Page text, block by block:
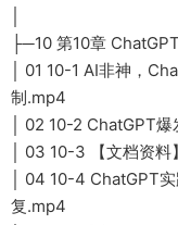
├─10 第10章
│ 01 10-1 AI非神，
制.mp4
│ 02 10-2 ChatGPT
│ 03 10-3 【文档资
│ 04 10-4 ChatGPT
复.mp4